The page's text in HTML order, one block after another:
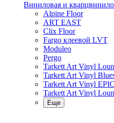
Виниловая и
Alpine Floor
ART EAST
Clix Floor
Fargo клеевой LVT
Moduleo
Pergo
Tarkett Art Vinyl
Tarkett Art Vinyl
Tarkett Art Vinyl EPIC
Tarkett Art Vinyl
Еще